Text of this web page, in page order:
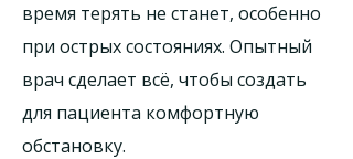
время терять не станет, особенно
при острых состояниях. Опытный
врач сделает всё, чтобы создать
для пациента комфортную
обстановку.